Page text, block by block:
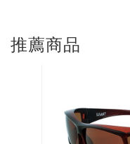
推薦商品